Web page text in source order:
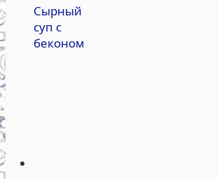
Сырный
суп с
беконом